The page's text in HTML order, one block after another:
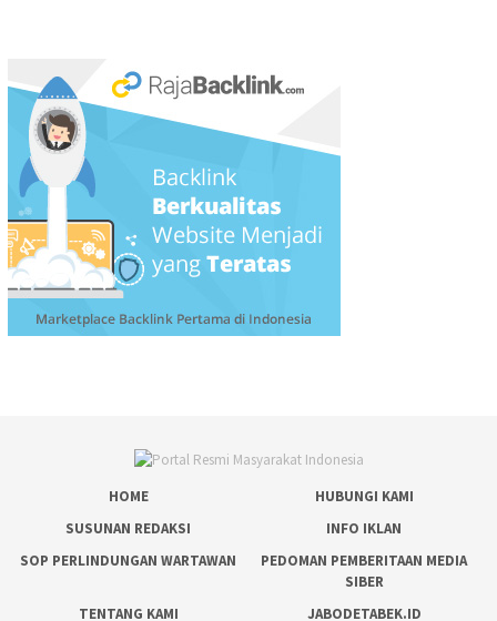
HOME
HUBUNGI KAMI
SUSUNAN REDAKSI
INFO IKLAN
SOP PERLINDUNGAN WARTAWAN
PEDOMAN PEMBERITAAN MEDIA
SIBER
TENTANG KAMI
JABODETABEK.ID